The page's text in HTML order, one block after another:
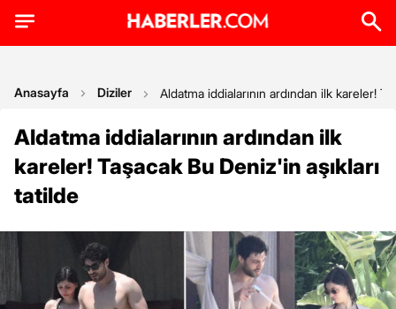
Anasayfa Diziler Aldatma iddialarının ardından ilk kareler!
Aldatma iddialarının ardından ilk
kareler! Taşacak Bu Deniz'in aşıkları
tatilde